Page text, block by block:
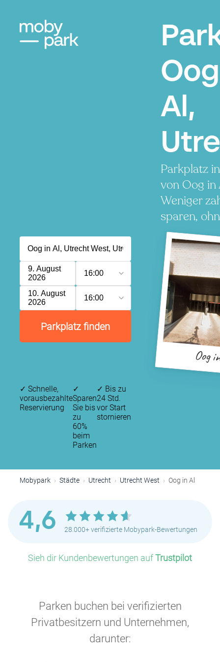
Al,
Parkplatz
von Oog in
Weniger
sparen,
9. August
2026
16:00
10. August
2026
16:00
Parkplatz finden
Oog
✓ Schnelle,
vorausbezahlte
Reservierung
✓
Sparen
Sie bis
zu
60%
beim
Parken
✓ Bis zu
24 Std.
vor Start
stornieren
Mobypark Städte Utrecht Utrecht West Oog in Al
4,6 28.000+ verifizierte Mobypark-Bewertungen
Sieh dir Kundenbewertungen aufTrustpilot
Parken buchen bei verifizierten
Privatbesitzern und Unternehmen,
darunter: